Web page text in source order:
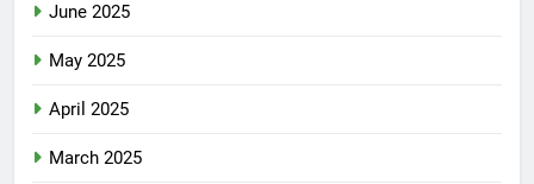
June 2025
May 2025
April 2025
March 2025